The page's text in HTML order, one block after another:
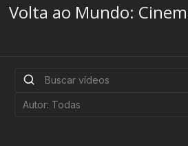
Volta ao Mundo: